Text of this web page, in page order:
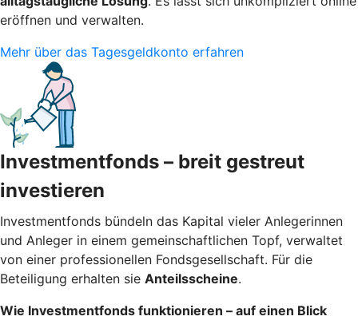
eröffnen und verwalten.
Mehr über das Tagesgeldkonto erfahren
Investmentfonds – breit gestreut
investieren
Investmentfonds bündeln das Kapital vieler Anlegerinnen
und Anleger in einem gemeinschaftlichen Topf, verwaltet
von einer professionellen Fondsgesellschaft. Für die
Beteiligung erhalten sie Anteilsscheine.
Wie Investmentfonds funktionieren – auf einen Blick